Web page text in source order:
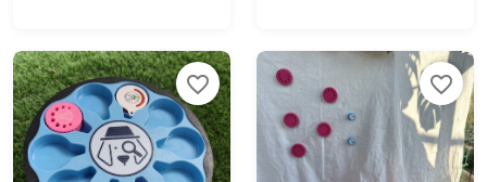
favorite_border favorite_border